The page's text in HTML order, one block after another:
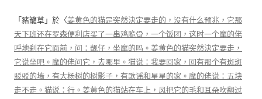
「 豬籠草 」於〈姜黄色的猫是突然決定要走的，没有什么预兆，它那
天下班还在罗森便利店买了一串鸡脆骨，一个饭团，这时一个摩的佬
呼地刹在它面前，问：靓仔，坐摩的吗。姜黄色的猫突然決定要走，
它说坐吧。摩的佬问它，去哪里。猫说：我要回家，回有那个有斑斑
驳驳的墙，有大杨树的树影子，有歌谣和星星的家。摩的佬说：五块
走不走。猫说：行。姜黄色的猫站在车上，风把它的毛和耳朵吹翻过